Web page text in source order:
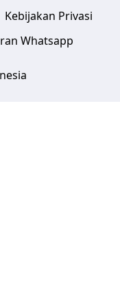
Kebijakan Privasi
Whatsapp